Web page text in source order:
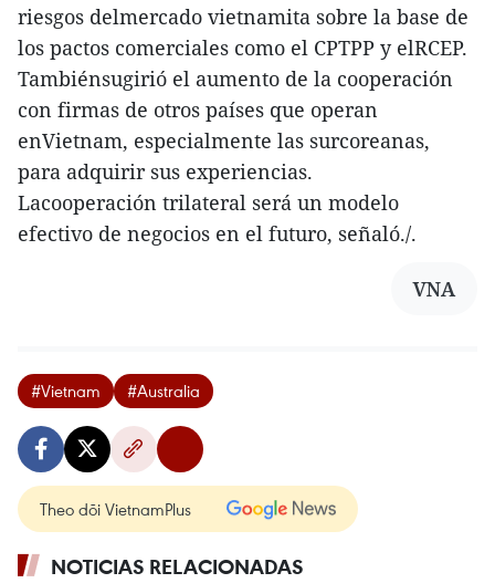
riesgos delmercado vietnamita sobre la base de
los pactos comerciales como el CPTPP y elRCEP.
Tambiénsugirió el aumento de la cooperación
con firmas de otros países que operan
enVietnam, especialmente las surcoreanas,
para adquirir sus experiencias.
Lacooperación trilateral será un modelo
efectivo de negocios en el futuro, señaló./.
VNA
#Vietnam #Australia
Theo dõi VietnamPlus
NOTICIAS RELACIONADAS